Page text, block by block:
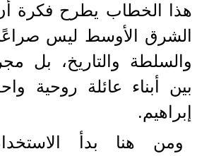
هذا الخطاب يطرح فكرة
الشرق الأوسط ليس
والسلطة والتاريخ، بل
بين أبناء عائلة روحية
إبراهيم.
ومن هنا بدأ